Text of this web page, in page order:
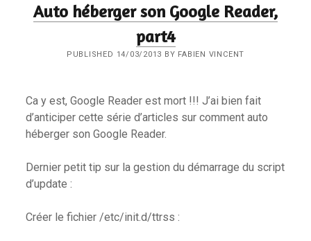
Auto héberger son Google Reader,
part4
PUBLISHED 14/03/2013 BY FABIEN VINCENT
Ca y est, Google Reader est mort !!! J’ai bien fait
d’anticiper cette série d’articles sur comment auto
héberger son Google Reader.
Dernier petit tip sur la gestion du démarrage du script
d’update :
Créer le fichier /etc/init.d/ttrss :